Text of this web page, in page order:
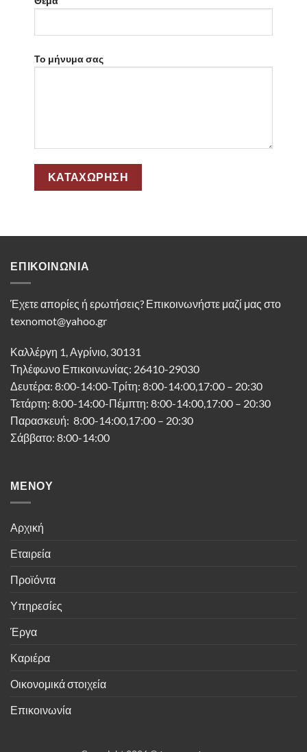
Το μήνυμα σας
ΕΠΙΚΟΙΝΩΝΊΑ
Έχετε απορίες ή ερωτήσεις? Επικοινωνήστε μαζί μας στο
texnomot@yahoo.gr
Καλλέργη 1, Αγρίνιο, 30131
Τηλέφωνο Επικοινωνίας: 26410-29030
Δευτέρα: 8:00-14:00-Τρίτη: 8:00-14:00,17:00 – 20:30
Τετάρτη: 8:00-14:00-Πέμπτη: 8:00-14:00,17:00 – 20:30
Παρασκευή: 8:00-14:00,17:00 – 20:30
Σάββατο: 8:00-14:00
ΜΕΝΟΎ
Αρχική
Εταιρεία
Προϊόντα
Υπηρεσίες
Έργα
Καριέρα
Οικονομικά στοιχεία
Επικοινωνία